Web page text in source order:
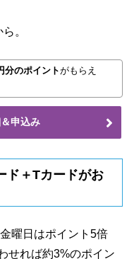
。
分のポイントがもらえ
申込み
ド＋Tカードがお
曜日はポイント5倍
せれば約3%のポイン